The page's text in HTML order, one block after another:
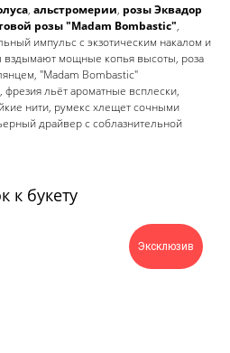
, альстромерии, розы Эквадор
розы "Madam Bombastic",
импульс с экзотическим накалом и
мощные копья высоты, роза
"Madam Bombastic"
льёт ароматные всплески,
нити, румекс хлещет сочными
драйвер с соблазнительной
к букету
Эксклюзив